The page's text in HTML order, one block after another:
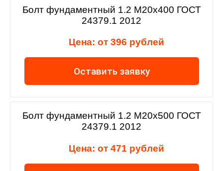
Болт фундаментный 1.2 М20х400 ГОСТ
24379.1 2012
Цена: от 396 рублей
Оставить заявку
Болт фундаментный 1.2 М20х500 ГОСТ
24379.1 2012
Цена: от 471 рублей